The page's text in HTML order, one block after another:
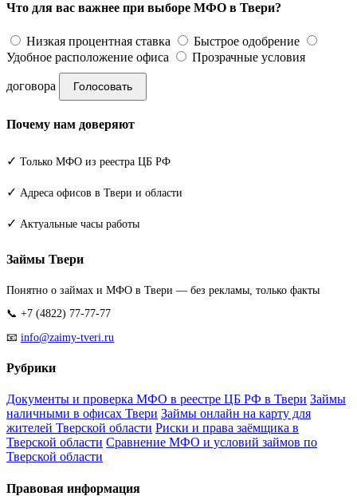
Что для вас важнее при выборе МФО в Твери?
Низкая процентная ставка
Быстрое одобрение
Удобное расположение офиса
Прозрачные условия
договора Голосовать
Почему нам доверяют
✓ Только МФО из реестра ЦБ РФ
✓ Адреса офисов в Твери и области
✓ Актуальные часы работы
Займы Твери
Понятно о займах и МФО в Твери — без рекламы, только факты
📞 +7 (4822) 77-77-77
📧 info@zaimy-tveri.ru
Рубрики
Документы и проверка МФО в реестре ЦБ РФ в Твери Займы
наличными в офисах Твери Займы онлайн на карту для
жителей Тверской области Риски и права заёмщика в
Тверской области Сравнение МФО и условий займов по
Тверской области
Правовая информация